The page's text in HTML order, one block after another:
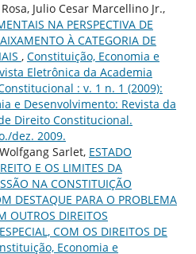
Julio Cesar Marcellino Jr.,
NA PERSPECTIVA DE
À CATEGORIA DE
, Constituição, Economia e
Eletrônica da Academia
: v. 1 n. 1 (2009):
e Desenvolvimento: Revista da
Direito Constitucional.
dez. 2009.
Sarlet, ESTADO
E OS LIMITES DA
NA CONSTITUIÇÃO
DESTAQUE PARA O PROBLEMA
OUTROS DIREITOS
COM OS DIREITOS DE
Economia e